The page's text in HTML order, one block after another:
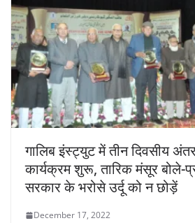
गालिब इंस्ट्युट में तीन दिवसीय
कार्यक्रम शुरू, तारिक मंसूर बोले-
सरकार के भरोसे उर्दू को न छोड़ें
December 17, 2022